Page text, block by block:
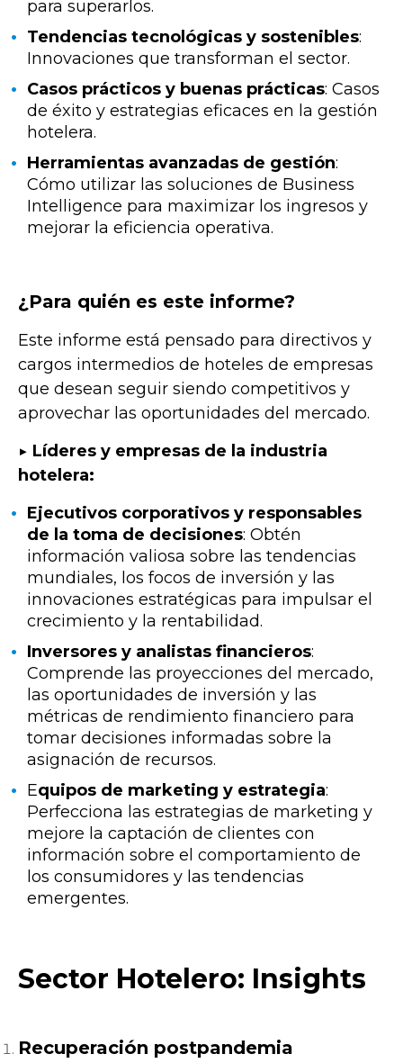
para superarlos.
Tendencias tecnológicas y sostenibles:
Innovaciones que transforman el sector.
Casos prácticos y buenas prácticas: Casos
de éxito y estrategias eficaces en la gestión
hotelera.
Herramientas avanzadas de gestión:
Cómo utilizar las soluciones de Business
Intelligence para maximizar los ingresos y
mejorar la eficiencia operativa.
¿Para quién es este informe?
Este informe está pensado para directivos y
cargos intermedios de hoteles de empresas
que desean seguir siendo competitivos y
aprovechar las oportunidades del mercado.
▶️ Líderes y empresas de la industria
hotelera:
Ejecutivos corporativos y responsables
de la toma de decisiones: Obtén
información valiosa sobre las tendencias
mundiales, los focos de inversión y las
innovaciones estratégicas para impulsar el
crecimiento y la rentabilidad.
Inversores y analistas financieros:
Comprende las proyecciones del mercado,
las oportunidades de inversión y las
métricas de rendimiento financiero para
tomar decisiones informadas sobre la
asignación de recursos.
Equipos de marketing y estrategia:
Perfecciona las estrategias de marketing y
mejore la captación de clientes con
información sobre el comportamiento de
los consumidores y las tendencias
emergentes.
Sector Hotelero: Insights
Recuperación postpandemia